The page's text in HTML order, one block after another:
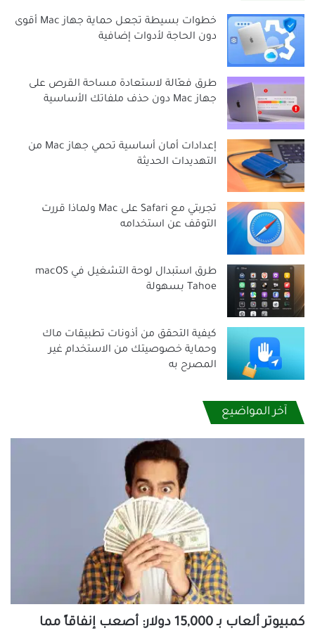
خطوات بسيطة تجعل حماية جهاز Mac أقوى
دون الحاجة لأدوات إضافية
طرق فعّالة لاستعادة مساحة القرص على
جهاز Mac دون حذف ملفاتك الأساسية
إعدادات أمان أساسية تحمي جهاز Mac من
التهديدات الحديثة
تجربتي مع Safari على Mac ولماذا قررت
التوقف عن استخدامه
طرق استبدال لوحة التشغيل في macOS
Tahoe بسهولة
كيفية التحقق من أذونات تطبيقات ماك
وحماية خصوصيتك من الاستخدام غير
المصرح به
آخر المواضيع
كمبيوتر ألعاب بـ 15,000 دولار: أصعب إنفاقاً مما